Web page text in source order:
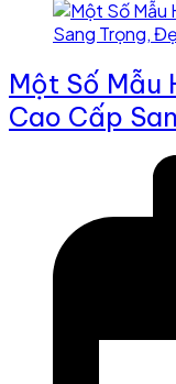
Một Số Mẫu
Cao Cấp